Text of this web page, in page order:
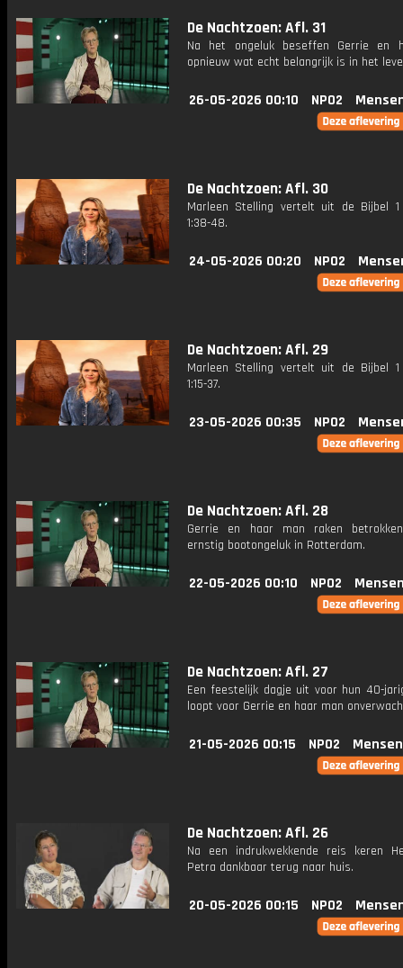
De Nachtzoen: Afl. 31
Na het ongeluk beseffen Gerrie en
opnieuw wat echt belangrijk is in het
26-05-2026 00:10 NPO2
De Nachtzoen: Afl. 30
Marleen Stelling vertelt uit de Bijbel 1
1:38-48.
24-05-2026 00:20 NPO2
De Nachtzoen: Afl. 29
Marleen Stelling vertelt uit de Bijbel 1
1:15-37.
23-05-2026 00:35 NPO2
De Nachtzoen: Afl. 28
Gerrie en haar man raken
ernstig bootongeluk in Rotterdam.
22-05-2026 00:10 NPO2
De Nachtzoen: Afl. 27
Een feestelijk dagje uit voor hun 40-
loopt voor Gerrie en haar man
21-05-2026 00:15 NPO2
De Nachtzoen: Afl. 26
Na een indrukwekkende reis keren
Petra dankbaar terug naar huis.
20-05-2026 00:15 NPO2